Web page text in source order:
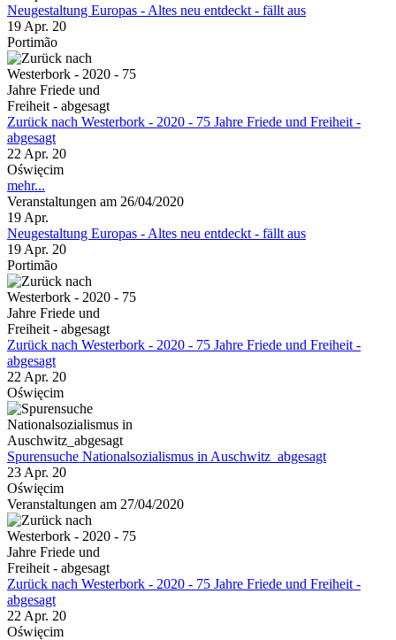
Neugestaltung Europas - Altes neu entdeckt - fällt aus
19 Apr. 20
Portimão
Zurück nach Westerbork - 2020 - 75 Jahre Friede und Freiheit -
abgesagt
22 Apr. 20
Oświęcim
mehr...
Veranstaltungen am 26/04/2020
19 Apr.
Neugestaltung Europas - Altes neu entdeckt - fällt aus
19 Apr. 20
Portimão
Zurück nach Westerbork - 2020 - 75 Jahre Friede und Freiheit -
abgesagt
22 Apr. 20
Oświęcim
Spurensuche Nationalsozialismus in Auschwitz_abgesagt
23 Apr. 20
Oświęcim
Veranstaltungen am 27/04/2020
Zurück nach Westerbork - 2020 - 75 Jahre Friede und Freiheit -
abgesagt
22 Apr. 20
Oświęcim